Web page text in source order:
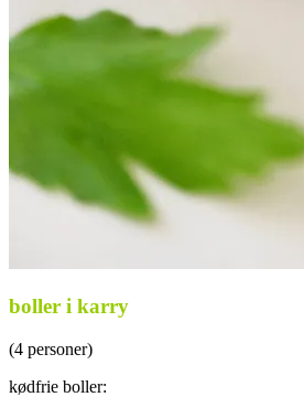
boller i karry
(4 personer)
kødfrie boller: